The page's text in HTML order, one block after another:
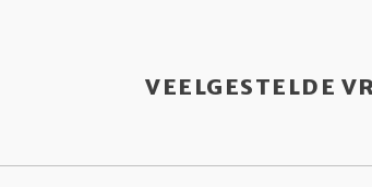
VEELGESTELDE